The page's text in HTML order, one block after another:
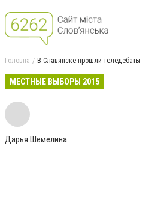
Головна В Славянске прошли теледебаты
МЕСТНЫЕ ВЫБОРЫ 2015
Дарья Шемелина